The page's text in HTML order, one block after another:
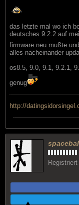
das letzte mal wo ich
deutsches 9.2.2 auf
firmware neu mußte
alles nacheinander
os8.5, 9.0, 9.1, 9.2.1,
genug
http://